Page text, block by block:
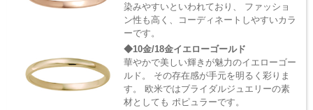
染みやすいといわれており、 ファッショ
ン性も高く、コーディネートしやすいカラ
ーです。
◆10金/18金イエローゴールド
華やかで美しい輝きが魅力のイエローゴー
ルド。 その存在感が手元を明るく彩りま
す。 欧米ではブライダルジュエリーの素
材としても ポピュラーです。